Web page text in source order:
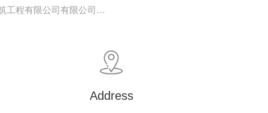
工程有限公司有限公司…
Address